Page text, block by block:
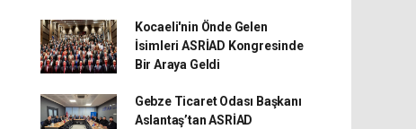
Kocaeli'nin Önde Gelen
İsimleri ASRİAD Kongresinde
Bir Araya Geldi
Gebze Ticaret Odası Başkanı
Aslantaş’tan ASRİAD